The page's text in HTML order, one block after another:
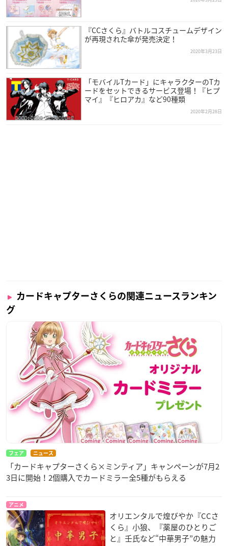
『CCさくら』バトルコスチュームデザイン
が再現された傘が発売決定！
2020年3月23日
「モバイルTカード」にキャラクターのTカ
ードをセットできるサービス登場！『ヒプ
マイ』『ヒロアカ』など90種類
2020年2月28日
カードキャプターさくらの関連ニュースランキン
グ
フェア ニュース
「カードキャプターさくら×ミンティア」キャンペーンが7月2
3日に開始！2個購入でカードミラー全5種がもらえる
アニメ
オリエンタルで煌びやか『CCさ
くら』小狼、『薬屋のひとりご
と』壬氏など“中華男子”の魅力